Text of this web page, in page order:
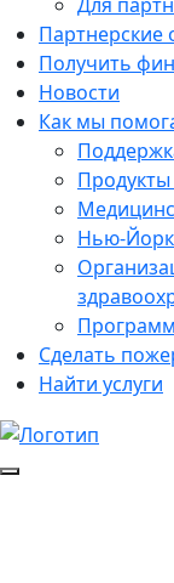
Партнерские
Получить
Новости
Как мы
Нью-Йорк
Сделать
Найти услуги